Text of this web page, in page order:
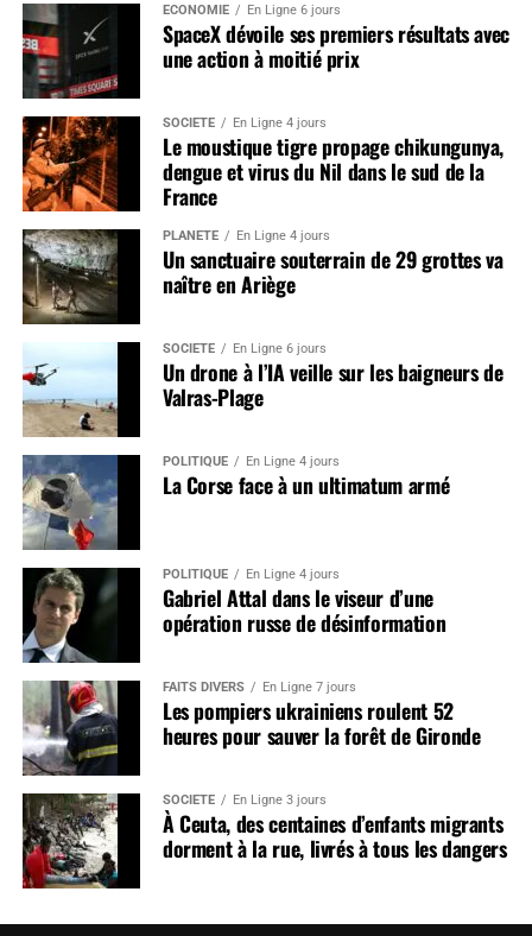
ÉCONOMIE En Ligne 6 jours
SpaceX dévoile ses premiers résultats avec
une action à moitié prix
SOCIÉTÉ En Ligne 4 jours
Le moustique tigre propage chikungunya,
dengue et virus du Nil dans le sud de la
France
PLANÈTE En Ligne 4 jours
Un sanctuaire souterrain de 29 grottes va
naître en Ariège
SOCIÉTÉ En Ligne 6 jours
Un drone à l’IA veille sur les baigneurs de
Valras-Plage
POLITIQUE En Ligne 4 jours
La Corse face à un ultimatum armé
POLITIQUE En Ligne 4 jours
Gabriel Attal dans le viseur d’une
opération russe de désinformation
FAITS DIVERS En Ligne 7 jours
Les pompiers ukrainiens roulent 52
heures pour sauver la forêt de Gironde
SOCIÉTÉ En Ligne 3 jours
À Ceuta, des centaines d’enfants migrants
dorment à la rue, livrés à tous les dangers